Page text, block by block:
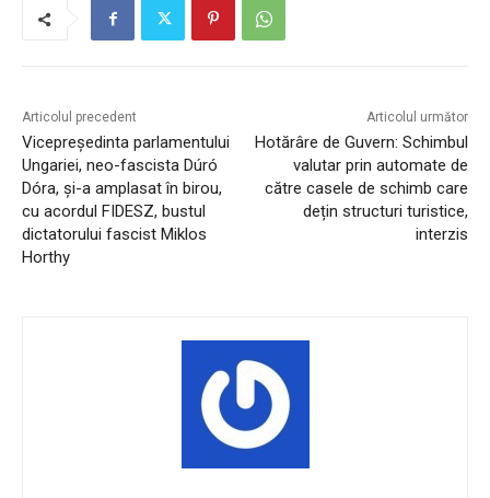
Articolul precedent
Vicepreședinta parlamentului
Ungariei, neo-fascista Dúró
Dóra, și-a amplasat în birou,
cu acordul FIDESZ, bustul
dictatorului fascist Miklos
Horthy
Articolul următor
Hotărâre de Guvern: Schimbul
valutar prin automate de
către casele de schimb care
dețin structuri turistice,
interzis